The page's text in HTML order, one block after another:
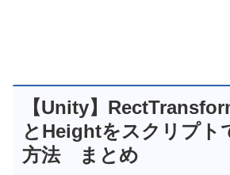
【Unity】
とHeightをスクリプト
方法 まとめ